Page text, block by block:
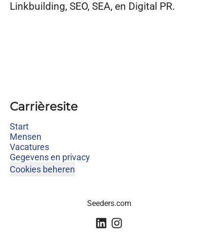
Linkbuilding, SEO, SEA, en Digital PR.
Carrièresite
Start
Mensen
Vacatures
Gegevens en privacy
Cookies beheren
Seeders.com